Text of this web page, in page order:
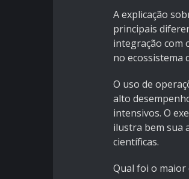
A explicação
principais
integração com
no ecossistema
O uso de
alto
intensivos. O
ilustra bem sua
científicas.
Qual foi o maior